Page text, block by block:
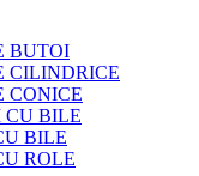
BUTOI
CILINDRICE
CONICE
BILE
BILE
ROLE